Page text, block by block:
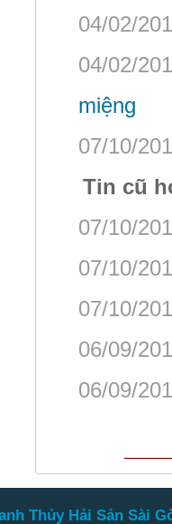
04/02/
04/02/
miệng
07/10/
Tin cũ
07/10/
07/10/
07/10/
06/09/
06/09/
Thủy Hải Sản Sài